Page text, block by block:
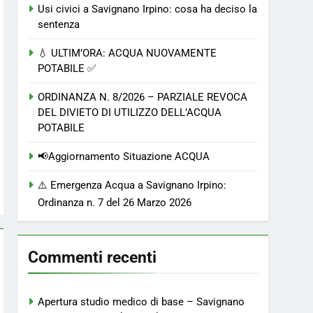
Usi civici a Savignano Irpino: cosa ha deciso la
sentenza
💧 ULTIM’ORA: ACQUA NUOVAMENTE
POTABILE ✅
ORDINANZA N. 8/2026 – PARZIALE REVOCA
DEL DIVIETO DI UTILIZZO DELL’ACQUA
POTABILE
📢Aggiornamento Situazione ACQUA
⚠️ Emergenza Acqua a Savignano Irpino:
Ordinanza n. 7 del 26 Marzo 2026
Commenti recenti
Apertura studio medico di base – Savignano